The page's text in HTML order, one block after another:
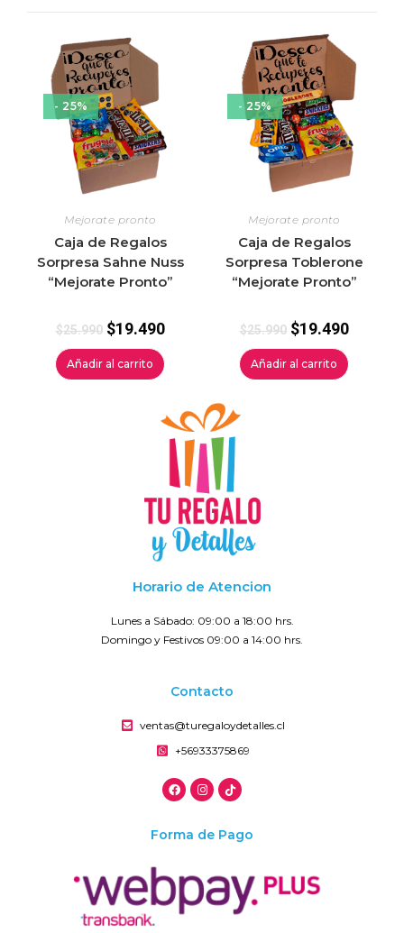
- 25%
Mejorate pronto
Caja de Regalos
Sorpresa Sahne Nuss
“Mejorate Pronto”
$25.990 $19.490
Añadir al carrito
- 25%
Mejorate pronto
Caja de Regalos
Sorpresa Toblerone
“Mejorate Pronto”
$25.990 $19.490
Añadir al carrito
Horario de Atencion
Lunes a Sábado: 09:00 a 18:00 hrs.
Domingo y Festivos 09:00 a 14:00 hrs.
Contacto
ventas@turegaloydetalles.cl
+56933375869
Forma de Pago